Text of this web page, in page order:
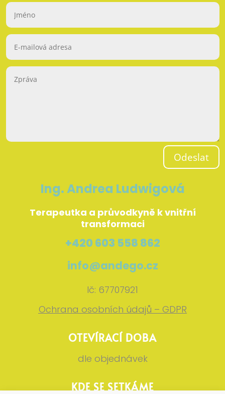
Odeslat
Ing. Andrea Ludwigová
Terapeutka a průvodkyně k vnitřní
transformaci
+420 603 558 862
info@andego.cz
Ič: 67707921
Ochrana osobních údajů – GDPR
OTEVÍRACÍ DOBA
dle objednávek
KDE SE SETKÁME